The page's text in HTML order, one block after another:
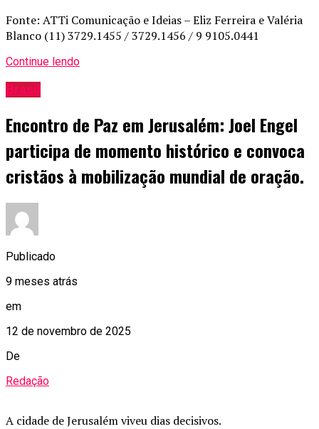
Fonte: ATTi Comunicação e Ideias – Eliz Ferreira e Valéria
Blanco (11) 3729.1455 / 3729.1456 / 9 9105.0441
Continue lendo
Brasil
Encontro de Paz em Jerusalém: Joel Engel
participa de momento histórico e convoca
cristãos à mobilização mundial de oração.
Publicado
9 meses atrás
em
12 de novembro de 2025
De
Redação
A cidade de Jerusalém viveu dias decisivos.